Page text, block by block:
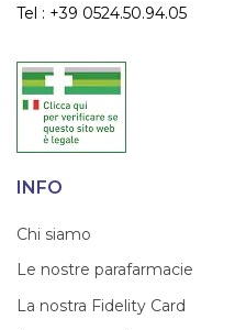
Tel : +39 0524.50.94.05
INFO
Chi siamo
Le nostre parafarmacie
La nostra Fidelity Card